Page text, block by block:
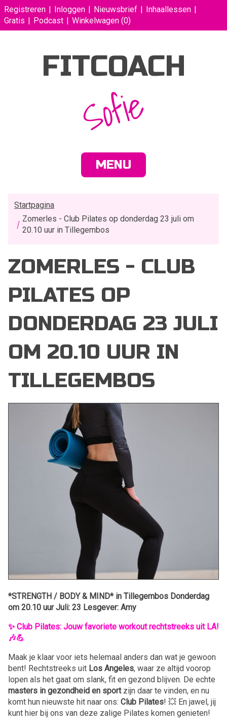
Registreren Inloggen Nieuwsbrief
Inhaallessen
Gratis
Podcast Winkelwagen (0)
FITCOACH
Sofie
MENU
Startpagina
Zomerles - Club Pilates op donderdag 23 juli om
20.10 uur in Tillegembos
ZOMERLES - CLUB
PILATES OP
DONDERDAG 23 JULI
OM 20.10 UUR IN
TILLEGEMBOS
*STRENGTH / BODY & MIND* in Tillegembos Donderdag
om 20.10 uur Juli: 23 Lesgever: Amy
✨ Club Pilates: Jouw favoriete workout rechtstreeks uit LA!
🎶💪
Maak je klaar voor iets helemaal anders dan wat je gewoon
bent! Rechtstreeks uit Los Angeles, waar ze altijd voorop
lopen als het gaat om slank, fit en gezond blijven. De echte
masters in gezondheid en sport zijn daar te vinden, en nu
komt hun nieuwste hit naar ons: Club Pilates! 💥 En jawel, jij
kunt hier bij ons van deze zalige Pilates komen genieten!